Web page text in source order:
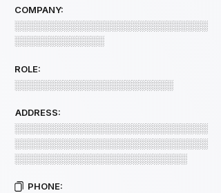
COMPANY:
░░░░░░░░░░░░░░░░░░░░░░░░░░░░
░░░░░░░░░░░░░
ROLE:
░░░░░░░░░░░░░░░░░░░░░░░
ADDRESS:
░░░░░░░░░░░░░░░░░░░░░░░░░░░░
░░░░░░░░░░░░░░░░░░░░░░░░░░░░
░░░░░░░░░░░░░░░░░░░░░░░░░
PHONE: